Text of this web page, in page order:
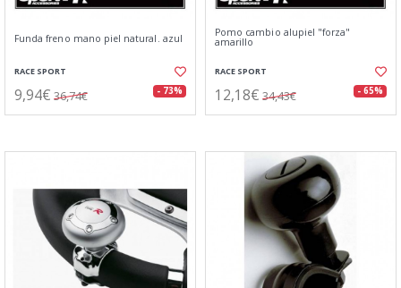
Funda freno mano piel natural. azul
RACE SPORT
9,94€ 36,74€ - 73%
Pomo cambio alupiel "forza"
amarillo
RACE SPORT
12,18€ 34,43€ - 65%